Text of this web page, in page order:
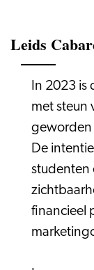
Leids
In 2023 is
met steun
geworden
De
studenten
financieel